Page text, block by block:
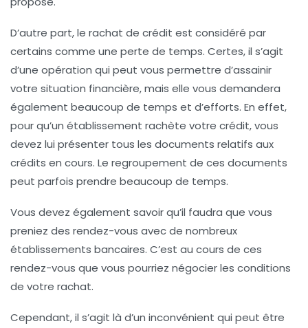
D’autre part, le rachat de crédit est considéré par
certains comme une perte de temps. Certes, il s’agit
d’une opération qui peut vous permettre d’assainir
votre situation financière, mais elle vous demandera
également beaucoup de temps et d’efforts. En effet,
pour qu’un établissement rachète votre crédit, vous
devez lui présenter tous les documents relatifs aux
crédits en cours. Le regroupement de ces documents
peut parfois prendre beaucoup de temps.
Vous devez également savoir qu’il faudra que vous
preniez des rendez-vous avec de nombreux
établissements bancaires. C’est au cours de ces
rendez-vous que vous pourriez négocier les conditions
de votre rachat.
Cependant, il s’agit là d’un inconvénient qui peut être